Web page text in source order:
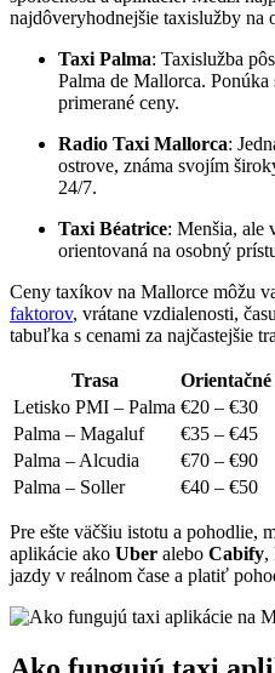
najdôveryhodnejšie taxislužby na
Taxi Palma: Taxislužba
Palma de Mallorca.
primerané ceny.
Radio Taxi Mallorca:
ostrove, známa svojím
24/7.
Taxi Béatrice: Menšia, ale
orientovaná na osobný
Ceny taxíkov na Mallorce môžu
faktorov, vrátane vzdialenosti,
tabuľka s cenami za najčastejšie
Trasa
Letisko PMI – Palma €20 – €30
Palma – Magaluf
€35 – €45
Palma – Alcudia
€70 – €90
Palma – Soller
€40 – €50
Pre ešte väčšiu istotu a pohodlie,
aplikácie ako Uber alebo Cabify,
jazdy v reálnom čase a platiť